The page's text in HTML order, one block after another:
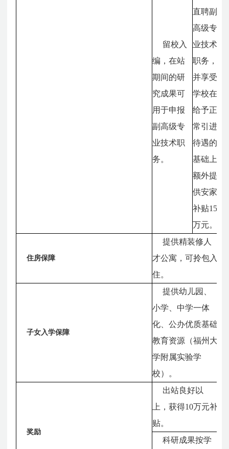
留校入
编，在站
期间的研
究成果可
用于申报
副高级专
业技术职
务。
直聘副
高级专
业技术
职务，
并享受
学校在
给予正
常引进
待遇的
基础上
额外提
供安家
补贴15
万元。
住房保障
提供精装修人
才公寓，可拎包入
住。
子女入学保障
提供幼儿园、
小学、中学一体
化、公办优质基础
教育资源（福州大
学附属实验学
校）。
奖励
出站良好以
上，获得10万元补
贴。
科研成果按学